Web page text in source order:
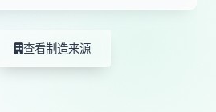
查看制造来源